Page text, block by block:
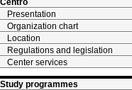
Centro
Presentation
Organization chart
Location
Regulations and legislation
Center services
Study programmes